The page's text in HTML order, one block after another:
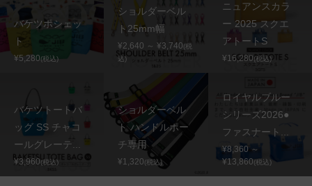
バケツポシェッ
ト
¥5,280(税込)
ショルダーベル
ト25mm幅
¥2,640 ～ ¥3,740(税
込)
ニュアンスカラ
ー 2025 スクエ
アトートS
¥16,280(税込)
バケツトートバ
ッグ SS チャコ
ールグレーテ...
¥3,960(税込)
ショルダーベル
ト ハンドルポー
チ専用
¥1,320(税込)
ロイヤルブルー
シリーズ2026●
ファスナート...
¥8,360 ～
¥13,860(税込)